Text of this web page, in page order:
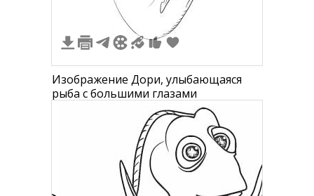
Изображение Дори, улыбающаяся
рыба с большими глазами